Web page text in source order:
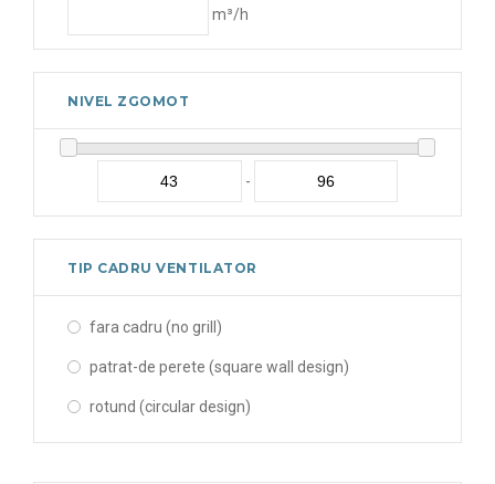
790 rpm
840 rpm
865 rpm
870 rpm
880 rpm
890 rpm
900 rpm
m³/h
NIVEL ZGOMOT
-
TIP CADRU VENTILATOR
fara cadru (no grill)
patrat-de perete (square wall design)
rotund (circular design)